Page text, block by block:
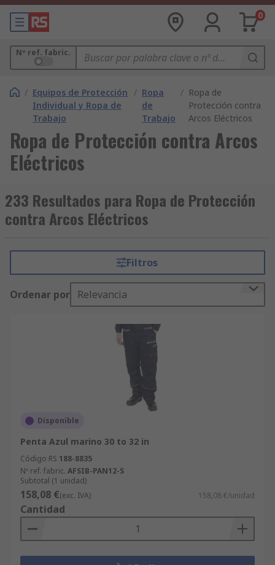
0
Nº ref. fabric.
/ Equipos de Protección
Individual y Ropa de
Trabajo
/ Ropa
de
Trabajo
/ Ropa de
Protección contra
Arcos Eléctricos
Ropa de Protección contra Arcos
Eléctricos
233 Resultados para Ropa de Protección
contra Arcos Eléctricos
Filtros
Ordenar por Relevancia
Disponible
Penta Azul marino 30 to 32 in
Código RS 188-8835
Nº ref. fabric. AFSIB-PAN12-S
Subtotal (1 unidad)
158,08 €(exc. IVA) 158,08 €/unidad
Cantidad